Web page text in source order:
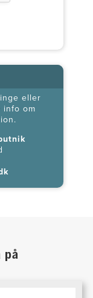
eller
info om
på